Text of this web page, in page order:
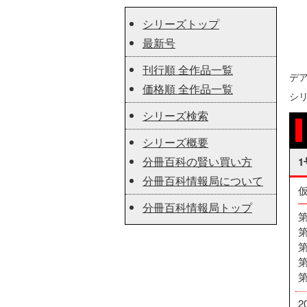
シリーズトップ
最新号
刊行順 全作品一覧
価格順 全作品一覧
シリーズ検索
シリーズ概要
分冊百科の賢い買い方
分冊百科情報局について
分冊百科情報局トップ
デ
シ
1